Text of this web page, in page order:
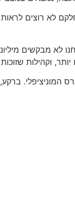
רוצים לראות
לא מבקשים
וקהילות